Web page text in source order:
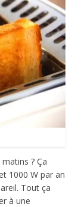
? Ça
1000 W par an
Tout ça
à une